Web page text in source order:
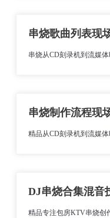
串烧歌曲列表现
串烧从CD刻录机到流媒
串烧制作流程现
精品从CD刻录机到流媒体
DJ串烧合集混音
精品专注包房KTV串烧创